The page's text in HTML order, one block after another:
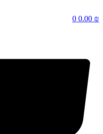
0.00 ₪
0